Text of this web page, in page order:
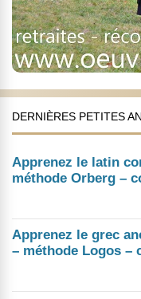
DERNIÈRES PETITES
Apprenez le latin
méthode Orberg –
Apprenez le grec
– méthode Logos –